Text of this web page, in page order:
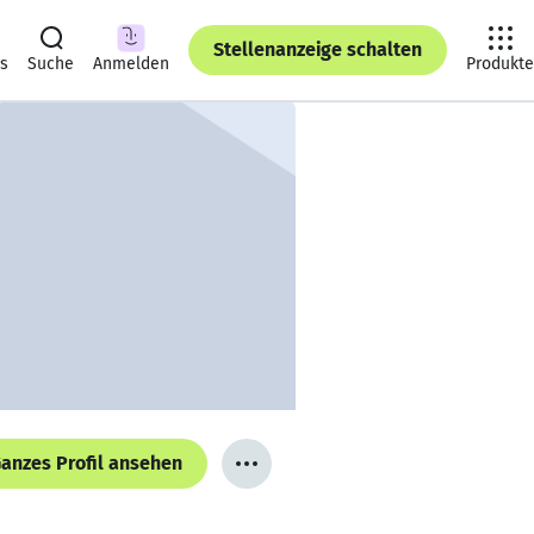
Suche Anmelden
Stellenanzeige schalten
Produkte
Profil ansehen